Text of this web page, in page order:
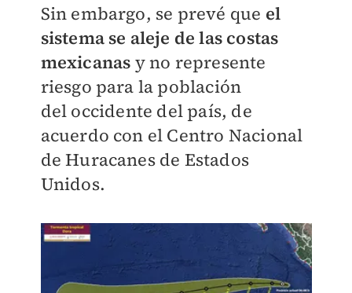
Sin embargo, se prevé que el
sistema se aleje de las costas
mexicanas y no represente
riesgo para la población
del occidente del país, de
acuerdo con el Centro Nacional
de Huracanes de Estados
Unidos.